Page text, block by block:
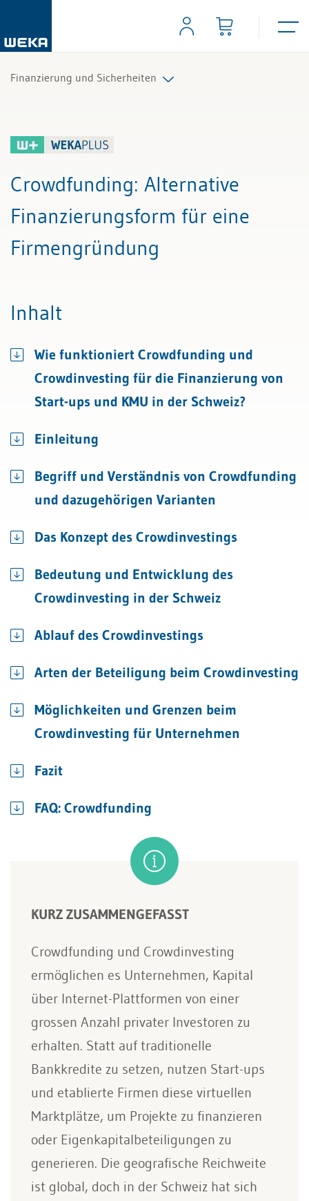
Finanzierung und Sicherheiten
Crowdfunding: Alternative
Finanzierungsform für eine
Firmengründung
Inhalt
Wie funktioniert Crowdfunding und
Crowdinvesting für die Finanzierung von
Start-ups und KMU in der Schweiz?
Einleitung
Begriff und Verständnis von Crowdfunding
und dazugehörigen Varianten
Das Konzept des Crowdinvestings
Bedeutung und Entwicklung des
Crowdinvesting in der Schweiz
Ablauf des Crowdinvestings
Arten der Beteiligung beim Crowdinvesting
Möglichkeiten und Grenzen beim
Crowdinvesting für Unternehmen
Fazit
FAQ: Crowdfunding
KURZ ZUSAMMENGEFASST
Crowdfunding und Crowdinvesting
ermöglichen es Unternehmen, Kapital
über Internet-Plattformen von einer
grossen Anzahl privater Investoren zu
erhalten. Statt auf traditionelle
Bankkredite zu setzen, nutzen Start-ups
und etablierte Firmen diese virtuellen
Marktplätze, um Projekte zu finanzieren
oder Eigenkapitalbeteiligungen zu
generieren. Die geografische Reichweite
ist global, doch in der Schweiz hat sich